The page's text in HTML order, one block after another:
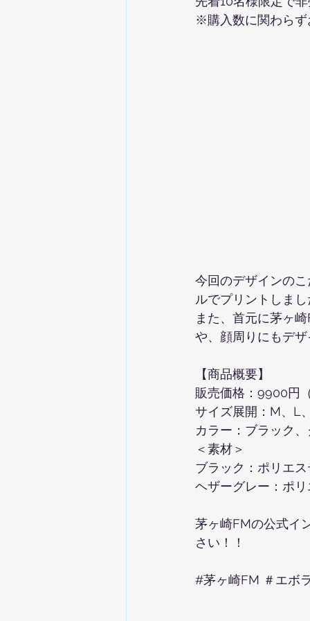
※購入数に関わらず
今回のデザインの
ルでプリントしまし
また、首元に茅ヶ
や、顔周りにもデ
【商品概要】
販売価格：9900円
サイズ展開：M、L
カラー：ブラック
＜素材＞
ブラック：ポリエ
ヘザーグレー：ポ
茅ヶ崎FMの公式イ
さい！！
#茅ヶ崎FM ＃エボ